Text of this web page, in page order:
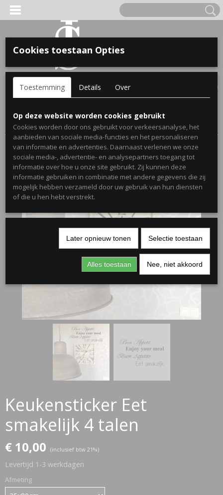
Inloggen Registreren
(0)
Home >Webshop>Stickers>Muurstickers Keuken
Keukensticker Eet smakelijk 4 talen
Keukensticker Eet
smakelijk 4 talen
€ 10,00 (inclusief btw 21%)
Levertijd 1-3 werkdagen
Afmeting
VOOR KINDEREN
OPA & OMA.
NAAM EN GEBOORTEJAAR
Cookies toestaan Opties
Toestemming Details Over
Op deze website worden cookies gebruikt
Cookies worden door ons gebruikt voor verkeersanalyse, het
aanbieden van sociale media-functies en het personaliseren
van informatie en advertenties. Daarnaast verlenen we onze
sociale media-, advertentie- en analysepartners toegang tot
informatie over hoe u onze site gebruikt. Zij kunnen deze
informatie gebruiken in combinatie met andere gegevens die zij
mogelijk hebben verzameld door uw gebruik van hun diensten
of die u hen hebt verstrekt.
Later opnieuw tonen Selectie toestaan
Alles toestaan Nee, niet akkoord